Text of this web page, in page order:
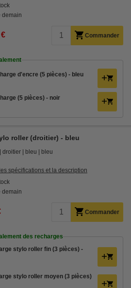
demain
Commander
d'encre (5 pièces) - bleu
(5 pièces) - noir
roller (droitier) - bleu
droitier bleu bleu
spécifications et la description
demain
Commander
des recharges
stylo roller fin (3 pièces) -
stylo roller moyen (3 pièces)